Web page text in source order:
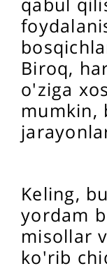
Biroq,
o'ziga
mumkin,
Keling,
yordam
misollar
ko'rib